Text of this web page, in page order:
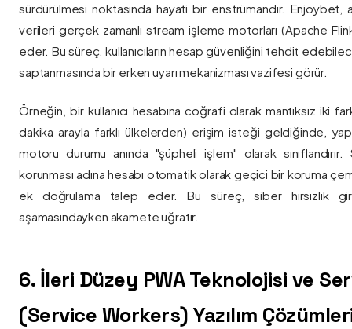
sürdürülmesi noktasında hayati bir enstrümandır. Enjoybet,
verileri gerçek zamanlı stream işleme motorları (Apache Flink
eder. Bu süreç, kullanıcıların hesap güvenliğini tehdit
saptanmasında bir erken uyarı mekanizması vazifesi görür.
Örneğin, bir kullanıcı hesabına coğrafi olarak mantıksız iki
dakika arayla farklı ülkelerden) erişim isteği geldiğinde,
motoru durumu anında "şüpheli işlem" olarak sınıflandırır.
korunması adına hesabı otomatik olarak geçici bir koruma
ek doğrulama talep eder. Bu süreç, siber hırsızlık
aşamasındayken akamete uğratır.
6. İleri Düzey PWA Teknolojisi ve
(Service Workers) Yazılım